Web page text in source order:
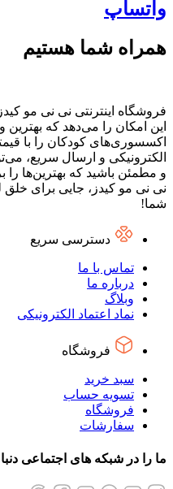
واتساپ
همراه شما هستیم
این امکان را می‌دهد که بهترین
اکسسوری‌های کودکان را با
الکترونیکی و ارسال سریع،
و مطمئن باشید که بهترین‌ها را
نی نی مو کیدز، جایی برای
شما!
دسترسی سریع
تماس با ما
درباره ما
وبلاگ
نماد اعتماد الکترونیکی
فروشگاه
سبد خرید
تسویه حساب
فروشگاه
سفارشات
ما را در شبکه های اجتماعی